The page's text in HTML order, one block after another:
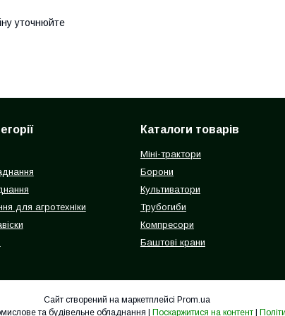
уточнюйте
для агротехніки
Каталоги товарів
Міні-трактори
Борони
Культиватори
Трубогиби
Компресори
Баштові крани
Сайт створений на маркетплейсі Prom.ua
Поскаржитися на контент